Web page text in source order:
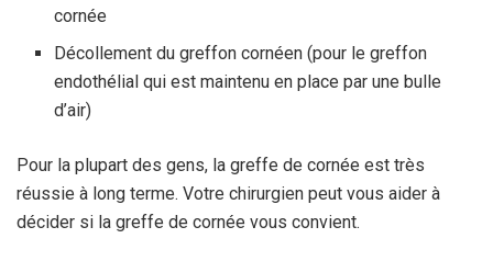
cornée
Décollement du greffon cornéen (pour le greffon
endothélial qui est maintenu en place par une bulle
d’air)
Pour la plupart des gens, la greffe de cornée est très
réussie à long terme. Votre chirurgien peut vous aider à
décider si la greffe de cornée vous convient.